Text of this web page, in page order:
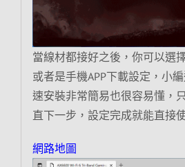
當線材都接好之後，你可以選
或者是手機APP下載設定，小
速安裝非常簡易也很容易懂，
直下一步，設定完成就能直接
網路地圖